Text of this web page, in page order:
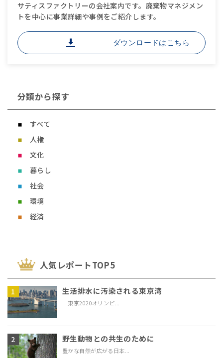
サティスファクトリーの会社案内です。廃棄物マネジメン
トを中心に事業詳細や事例をご紹介します。
ダウンロードはこちら
分類から探す
すべて
人権
文化
暮らし
社会
環境
経済
⼈気レポートTOP5
生活排水に汚染される東京湾
東京2020オリンピ...
野生動物との共生のために
豊かな自然が広がる日本...